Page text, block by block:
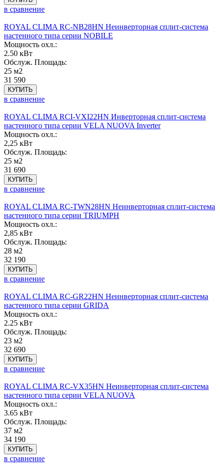
в сравнение
ROYAL CLIMA RC-NB28HN Неинверторная сплит-система
настенного типа серии NOBILE
Мощность охл.:
2.50 кВт
Обслуж. Площадь:
25 м2
31 590
КУПИТЬ
в сравнение
ROYAL CLIMA RCI-VXI22HN Инверторная сплит-система
настенного типа серии VELA NUOVA Inverter
Мощность охл.:
2,25 кВт
Обслуж. Площадь:
25 м2
31 690
КУПИТЬ
в сравнение
ROYAL CLIMA RC-TWN28HN Неинверторная сплит-система
настенного типа серии TRIUMPH
Мощность охл.:
2,85 кВт
Обслуж. Площадь:
28 м2
32 190
КУПИТЬ
в сравнение
ROYAL CLIMA RC-GR22HN Неинверторная сплит-система
настенного типа серии GRIDA
Мощность охл.:
2.25 кВт
Обслуж. Площадь:
23 м2
32 690
КУПИТЬ
в сравнение
ROYAL CLIMA RC-VX35HN Неинверторная сплит-система
настенного типа серии VELA NUOVA
Мощность охл.:
3.65 кВт
Обслуж. Площадь:
37 м2
34 190
КУПИТЬ
в сравнение